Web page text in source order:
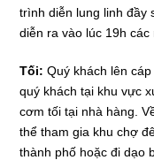
trình diễn lung linh đầy
diễn ra vào lúc 19h các
Tối:Quý khách lên
quý khách tại khu vực
cơm tối tại nhà hàng.
thể tham gia khu chợ
thành phố hoặc đi dạo